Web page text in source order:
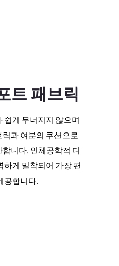
트 패브릭
쉽게 무너지지 않으며
과 여분의 쿠션으로
니다. 인체공학적 디
하게 밀착되어 가장 편
공합니다.